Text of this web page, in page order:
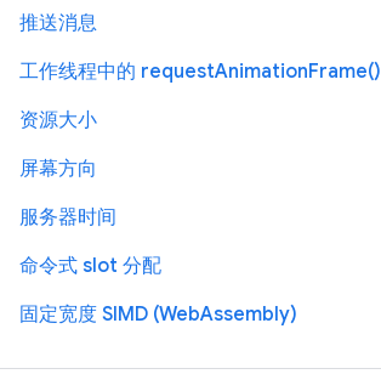
推送消息
工作线程中的 requestAnimationFrame()
资源大小
屏幕方向
服务器时间
命令式 slot 分配
固定宽度 SIMD (WebAssembly)